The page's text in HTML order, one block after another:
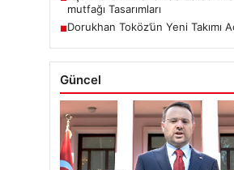
mutfağı Tasarımları
■Dorukhan Toköz’ün Yeni Takımı
Güncel